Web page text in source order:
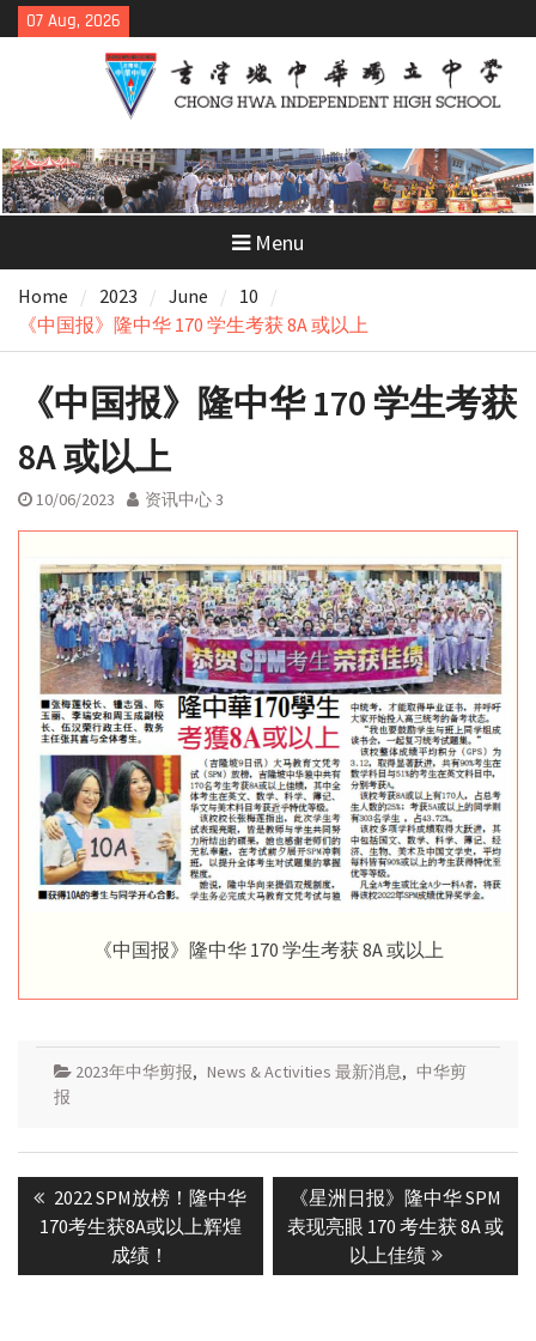
Skip
to
07 Aug, 2026
Menu
Home 2023 June
10
《中国报》隆中华 170 学生考获 8A 或以上
《中国报》隆中华 170 学生考获
8A 或以上
10/06/2023 资讯中心 3
《中国报》隆中华 170 学生考获 8A 或以上
2023年中华剪报, News & Activities 最新消息, 中华剪
报
navigation
Previous
post:
2022 SPM放榜！隆中华
170考生获8A或以上辉煌
成绩！
Next
post:
《星洲日报》隆中华 SPM
表现亮眼 170 考生获 8A 或
以上佳绩